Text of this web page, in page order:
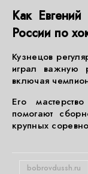
Как
России по
Кузнецов
играл важную
включая
Его
помогают
крупных
bobrovdussh.ru